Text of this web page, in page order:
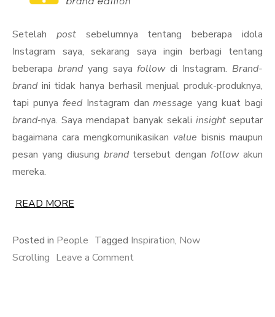
Setelah postsebelumnya tentang beberapa idola
Instagram saya, sekarang saya ingin berbagi tentang
beberapa brandyang sayafollowdi Instagram. Brand-
brandini tidak hanya berhasil menjual produk-produknya,
tapi punya feedInstagram danmessage yang kuat bagi
brand-nya. Saya mendapat banyak sekali insight seputar
bagaimana cara mengkomunikasikan value bisnis maupun
pesan yang diusung brandtersebut denganfollowakun
mereka.
READ MORE
Posted in People Tagged Inspiration, Now
Scrolling Leave a Commenton